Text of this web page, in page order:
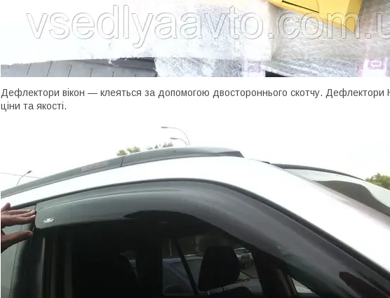
Дефлектори вікон — клеяться за допомогою двостороннього скотчу.
ціни та якості.